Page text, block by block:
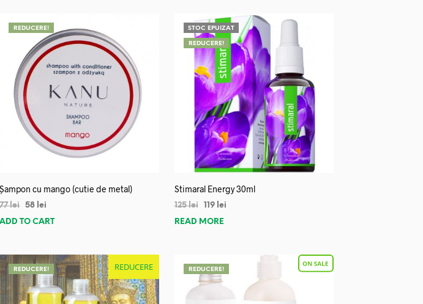
REDUCERE!
Șampon cu mango (cutie de metal)
77lei 58 lei
ADD TO CART
STOC EPUIZAT
REDUCERE!
Stimaral Energy 30ml
125lei 119 lei
READ MORE
REDUCERE
REDUCERE! REDUCERE!